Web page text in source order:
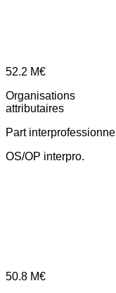
52.2 M€
Organisations
attributaires
Part
OS/OP interpro.
50.8 M€